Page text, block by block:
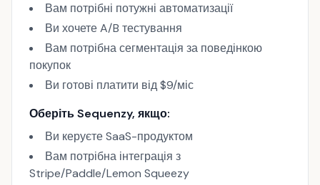
Вам потрібні потужні автоматизації
Ви хочете A/B тестування
Вам потрібна сегментація за поведінкою
покупок
Ви готові платити від $9/міс
Оберіть Sequenzy, якщо:
Ви керуєте SaaS-продуктом
Вам потрібна інтеграція з
Stripe/Paddle/Lemon Squeezy